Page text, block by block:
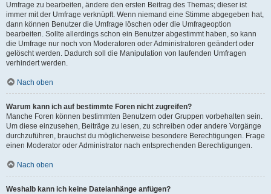
Umfrage zu bearbeiten, ändere den ersten Beitrag des Themas; dieser ist
immer mit der Umfrage verknüpft. Wenn niemand eine Stimme abgegeben hat,
dann können Benutzer die Umfrage löschen oder die Umfrageoption
bearbeiten. Sollte allerdings schon ein Benutzer abgestimmt haben, so kann
die Umfrage nur noch von Moderatoren oder Administratoren geändert oder
gelöscht werden. Dadurch soll die Manipulation von laufenden Umfragen
verhindert werden.
Nach oben
Warum kann ich auf bestimmte Foren nicht zugreifen?
Manche Foren können bestimmten Benutzern oder Gruppen vorbehalten sein.
Um diese einzusehen, Beiträge zu lesen, zu schreiben oder andere Vorgänge
durchzuführen, brauchst du möglicherweise besondere Berechtigungen. Frage
einen Moderator oder Administrator nach entsprechenden Berechtigungen.
Nach oben
Weshalb kann ich keine Dateianhänge anfügen?